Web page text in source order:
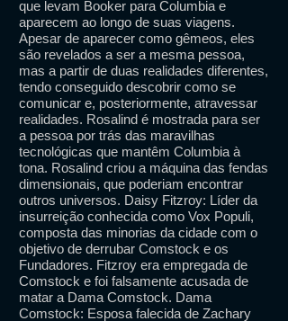
que levam Booker para Columbia e
aparecem ao longo de suas viagens.
Apesar de aparecer como gêmeos, eles
são revelados a ser a mesma pessoa,
mas a partir de duas realidades diferentes,
tendo conseguido descobrir como se
comunicar e, posteriormente, atravessar
realidades. Rosalind é mostrada para ser
a pessoa por trás das maravilhas
tecnológicas que mantêm Columbia à
tona. Rosalind criou a máquina das fendas
dimensionais, que poderiam encontrar
outros universos. Daisy Fitzroy: Líder da
insurreição conhecida como Vox Populi,
composta das minorias da cidade com o
objetivo de derrubar Comstock e os
Fundadores. Fitzroy era empregada de
Comstock e foi falsamente acusada de
matar a Dama Comstock. Dama
Comstock: Esposa falecida de Zachary